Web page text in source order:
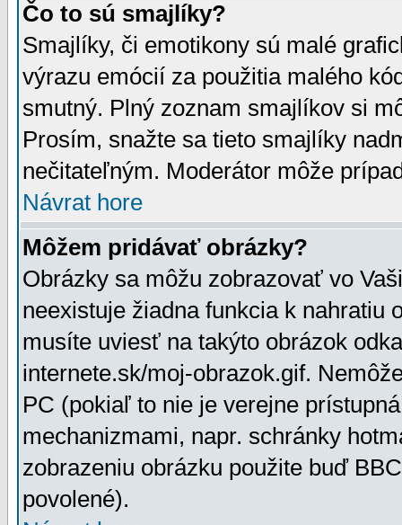
Čo to sú smajlíky?
Smajlíky, či emotikony sú malé
výrazu emócií za použitia malého
smutný. Plný zoznam smajlíkov si
Prosím, snažte sa tieto smajlíky
nečitateľným. Moderátor môže
Návrat hore
Môžem pridávať obrázky?
Obrázky sa môžu zobrazovať vo
neexistuje žiadna funkcia k nahratiu
musíte uviesť na takýto obrázok
internete.sk/moj-obrazok.gif.
PC (pokiaľ to nie je verejne
mechanizmami, napr. schránky
zobrazeniu obrázku použite buď
povolené).